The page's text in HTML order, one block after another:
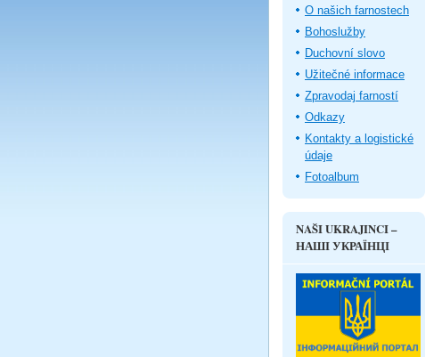
O našich farnostech
Bohoslužby
Duchovní slovo
Užitečné informace
Zpravodaj farností
Odkazy
Kontakty a logistické
údaje
Fotoalbum
NAŠI UKRAJINCI –
НАШІ УКРАЇНЦІ